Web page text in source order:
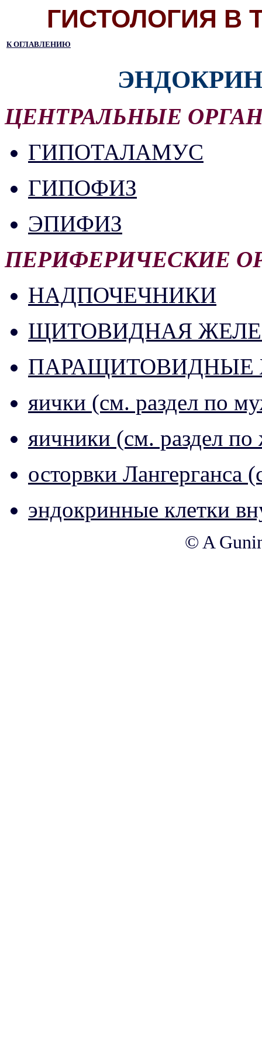
ГИСТОЛОГИЯ В
К ОГЛАВЛЕНИЮ
ЦЕНТРАЛЬНЫЕ
ГИПОТАЛАМУС
ГИПОФИЗ
ЭПИФИЗ
ПЕРИФЕРИЧЕСКИЕ
НАДПОЧЕЧНИКИ
ЩИТОВИДНАЯ
ПАРАЩИТОВИДНЫЕ
яички (см. раздел по
яичники (см. раздел
осторвки Лангерганса
эндокринные клетки
© A